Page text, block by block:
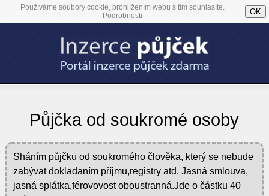
Používáme soubory cookie, prohlížením webu s tím souhlasíte.
Podrobnosti
OK
Půjčka od soukromé osoby
Sháním půjčku od soukromého člověka, který se nebude
zabývat dokladaním příjmu,registry atd. Jasná smlouva,
jasná splátka,férovovost oboustranná.Jde o částku 40